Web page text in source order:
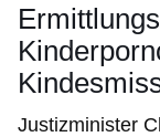
Justizminister